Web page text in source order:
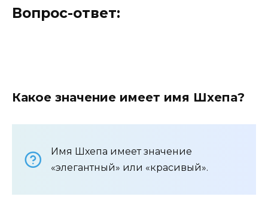
Вопрос-ответ:
Какое значение имеет имя Шхепа?
Имя Шхепа имеет значение
«элегантный» или «красивый».